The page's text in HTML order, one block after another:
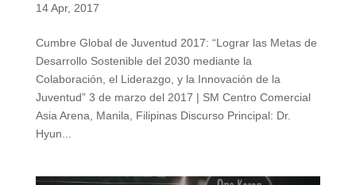
14 Apr, 2017
Cumbre Global de Juventud 2017: “Lograr las Metas de
Desarrollo Sostenible del 2030 mediante la
Colaboración, el Liderazgo, y la Innovación de la
Juventud” 3 de marzo del 2017 | SM Centro Comercial
Asia Arena, Manila, Filipinas Discurso Principal: Dr.
Hyun...